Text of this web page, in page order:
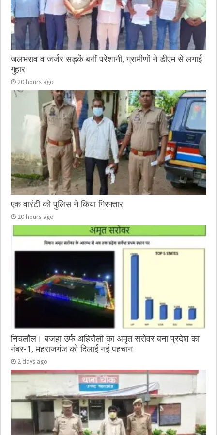
जलभराव व जर्जर सड़कें बनीं परेशानी, ग्रामीणों ने डीएम से लगाई
गुहार
20 hours ago
एक वारंटी को पुलिस ने किया गिरफ्तार
20 hours ago
निचलौल। बजहा उर्फ अहिरौली का अमृत सरोवर बना प्रदेश का
नंबर-1, महराजगंज को दिलाई नई पहचान
2 days ago